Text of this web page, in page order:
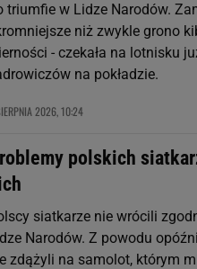
triumfie w Lidze Narodów.
niż zwykle grono
- czekała na lotnisku
na pokładzie.
2026, 10:24
polskich
siatkarze nie wrócili
Narodów. Z powodu
zdążyli na samolot, którym